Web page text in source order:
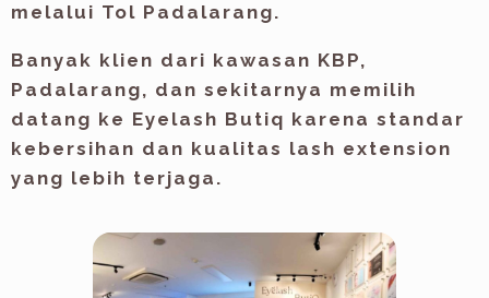
melalui Tol Padalarang.
Banyak klien dari kawasan KBP,
Padalarang, dan sekitarnya memilih
datang ke Eyelash Butiq karena standar
kebersihan dan kualitas lash extension
yang lebih terjaga.